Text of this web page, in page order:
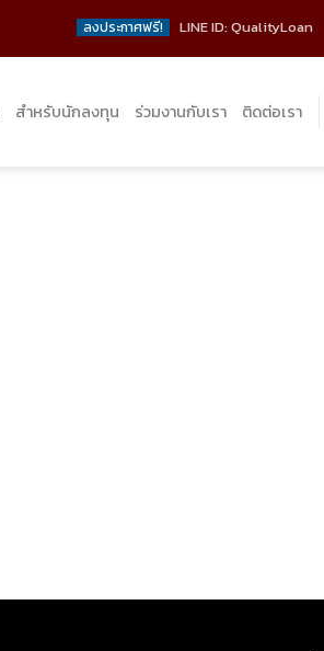
ลงประกาศฟรี! LINE ID: QualityLoan
สำหรับนักลงทุน ร่วมงานกับเรา ติดต่อเรา